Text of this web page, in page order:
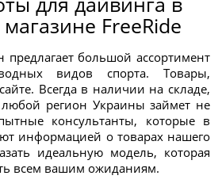
FreeRide
большой ассортимент
видов спорта. Товары,
Всегда в наличии на складе,
любой регион Украины займет не
консультанты, которые в
информацией о товарах нашего
идеальную модель, которая
всем вашим ожиданиям.